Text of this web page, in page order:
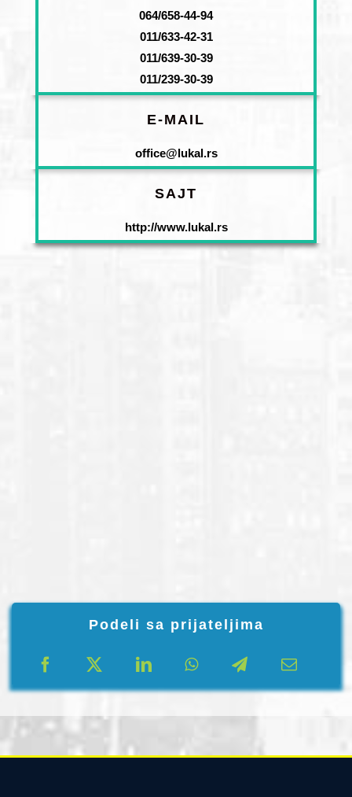
064/658-44-94
011/633-42-31
011/639-30-39
011/239-30-39
E-MAIL
office@lukal.rs
SAJT
http://www.lukal.rs
Podeli sa prijateljima